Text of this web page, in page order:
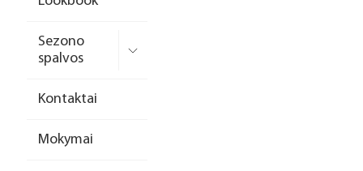
Sezono
spalvos
Kontaktai
Mokymai